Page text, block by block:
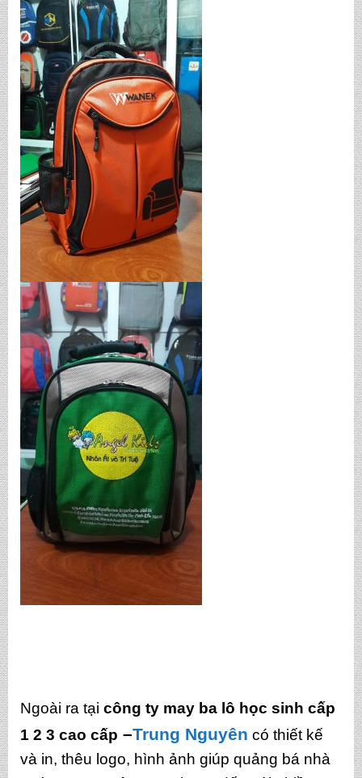
Ngoài ra tại công ty may ba lô học sinh cấp
1 2 3 cao cấp –Trung Nguyên có thiết kế
và in, thêu logo, hình ảnh giúp quảng bá nhà